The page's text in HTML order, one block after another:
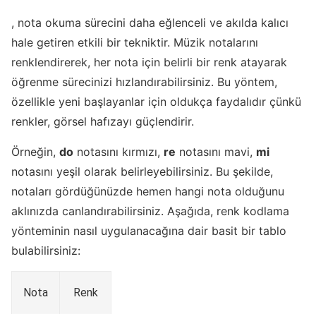
, nota okuma sürecini daha eğlenceli ve akılda kalıcı
hale getiren etkili bir tekniktir. Müzik notalarını
renklendirerek, her nota için belirli bir renk atayarak
öğrenme sürecinizi hızlandırabilirsiniz. Bu yöntem,
özellikle yeni başlayanlar için oldukça faydalıdır çünkü
renkler, görsel hafızayı güçlendirir.
Örneğin, do notasını kırmızı, re notasını mavi, mi
notasını yeşil olarak belirleyebilirsiniz. Bu şekilde,
notaları gördüğünüzde hemen hangi nota olduğunu
aklınızda canlandırabilirsiniz. Aşağıda, renk kodlama
yönteminin nasıl uygulanacağına dair basit bir tablo
bulabilirsiniz:
Nota Renk